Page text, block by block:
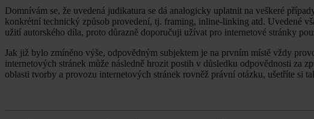
Domnívám se, že uvedená judikatura se dá analogicky uplatnit na veškeré
konkrétní technický způsob provedení, tj. framing, inline-linking atd. Uvedené
užití autorského díla, proto důrazně doporučuji užívat pro internetové stránky
Jak již bylo zmíněno výše, odpovědným subjektem je na prvním místě vždy
internetových stránek může následně hrozit postih v důsledku odpovědnosti za
oblasti tvorby a provozu internetových stránek rovněž právní otázku, ušetříte si